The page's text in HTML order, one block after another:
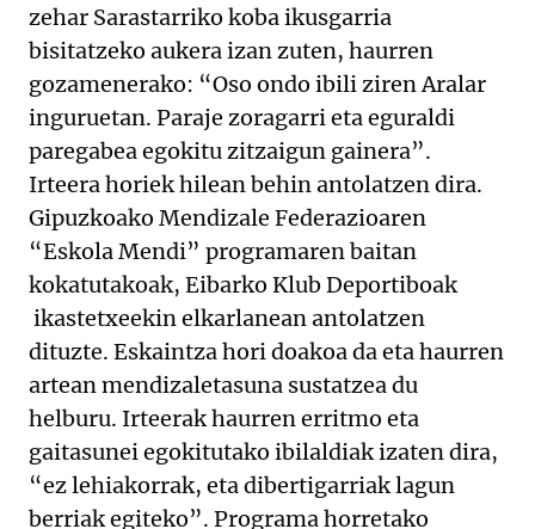
zehar Sarastarriko koba ikusgarria
bisitatzeko aukera izan zuten, haurren
gozamenerako: “Oso ondo ibili ziren Aralar
inguruetan. Paraje zoragarri eta eguraldi
paregabea egokitu zitzaigun gainera”.
Irteera horiek hilean behin antolatzen dira.
Gipuzkoako Mendizale Federazioaren
“Eskola Mendi” programaren baitan
kokatutakoak, Eibarko Klub Deportiboak
ikastetxeekin elkarlanean antolatzen
dituzte. Eskaintza hori doakoa da eta haurren
artean mendizaletasuna sustatzea du
helburu. Irteerak haurren erritmo eta
gaitasunei egokitutako ibilaldiak izaten dira,
“ez lehiakorrak, eta dibertigarriak lagun
berriak egiteko”. Programa horretako